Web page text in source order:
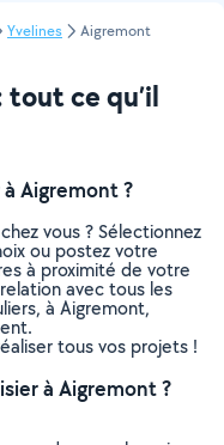
Yvelines Aigremont
ce qu’il
Aigremont ?
vous ? Sélectionnez
ou postez votre
à proximité de votre
avec tous les
à Aigremont,
tous vos projets !
à Aigremont ?